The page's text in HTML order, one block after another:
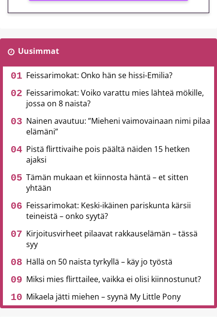
Uusimmat
Feissarimokat: Onko hän se hissi-Emilia?
Feissarimokat: Voiko varattu mies lähteä mökille,
jossa on 8 naista?
Nainen avautuu: ”Mieheni vaimovainaan nimi pilaa
elämäni”
Pistä flirttivaihe pois päältä näiden 15 hetken
ajaksi
Tämän mukaan et kiinnosta häntä – et sitten
yhtään
Feissarimokat: Keski-ikäinen pariskunta kärsii
teineistä – onko syytä?
Kirjoitusvirheet pilaavat rakkauselämän – tässä
syy
Hällä on 50 naista tyrkyllä – käy jo työstä
Miksi mies flirttailee, vaikka ei olisi kiinnostunut?
Mikaela jätti miehen – syynä My Little Pony